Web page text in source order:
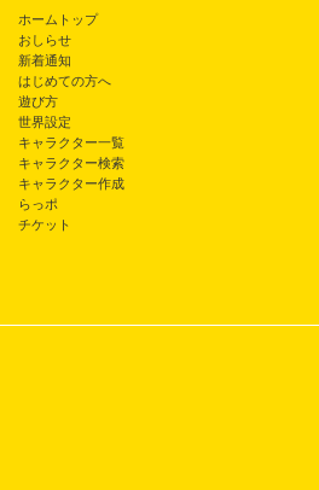
ホームトップ
おしらせ
新着通知
はじめての方へ
遊び方
世界設定
キャラクター一覧
キャラクター検索
キャラクター作成
らっポ
チケット